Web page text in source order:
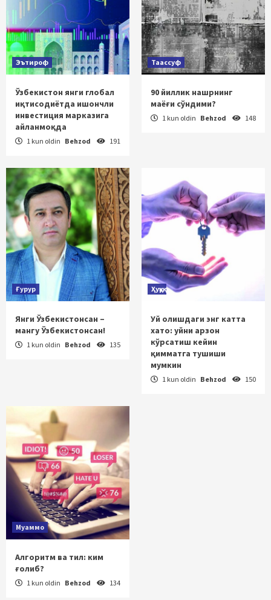
Эътироф
Ўзбекистон янги глобал
иқтисодиётда ишончли
инвестиция марказига
айланмоқда
1 kun oldin Behzod 191
Таассуф
90 йиллик нашрнинг
маёғи сўндими?
1 kun oldin Behzod 148
Ғурур
Янги Ўзбекистонсан –
мангу Ўзбекистонсан!
1 kun oldin Behzod 135
Ҳуқуқ
Уй олишдаги энг катта
хато: уйни арзон
кўрсатиш кейин
қимматга тушиши
мумкин
1 kun oldin Behzod 150
Муаммо
Алгоритм ва тил: ким
ғолиб?
1 kun oldin Behzod 134